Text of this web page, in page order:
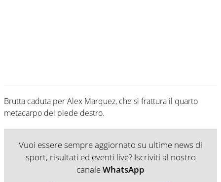
Brutta caduta per Alex Marquez, che si frattura il quarto
metacarpo del piede destro.
Vuoi essere sempre aggiornato su ultime news di
sport, risultati ed eventi live? Iscriviti al nostro
canaleWhatsApp